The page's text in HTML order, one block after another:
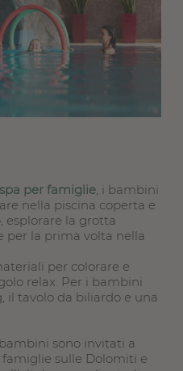
spa per famiglie, i bambini
nella piscina coperta e
esplorare la grotta
per la prima volta nella
per colorare e
relax. Per i bambini
il tavolo da biliardo e una
sono invitati a
sulle Dolomiti e